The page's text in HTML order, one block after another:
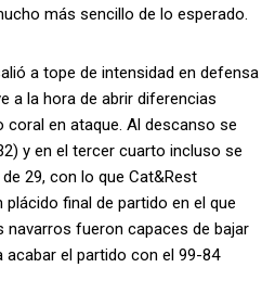
más sencillo de lo esperado.
a tope de intensidad en defensa
a la hora de abrir diferencias
coral en ataque. Al descanso se
y en el tercer cuarto incluso se
29, con lo que Cat&Rest
plácido final de partido en el que
fueron capaces de bajar
acabar el partido con el 99-84